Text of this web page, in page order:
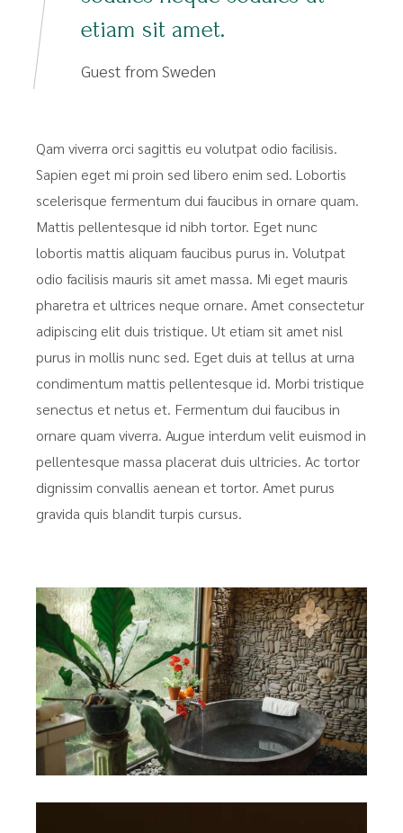
etiam sit amet.
Guest from Sweden
Qam viverra orci sagittis eu volutpat odio facilisis.
Sapien eget mi proin sed libero enim sed. Lobortis
scelerisque fermentum dui faucibus in ornare quam.
Mattis pellentesque id nibh tortor. Eget nunc
lobortis mattis aliquam faucibus purus in. Volutpat
odio facilisis mauris sit amet massa. Mi eget mauris
pharetra et ultrices neque ornare. Amet consectetur
adipiscing elit duis tristique. Ut etiam sit amet nisl
purus in mollis nunc sed. Eget duis at tellus at urna
condimentum mattis pellentesque id. Morbi tristique
senectus et netus et. Fermentum dui faucibus in
ornare quam viverra. Augue interdum velit euismod in
pellentesque massa placerat duis ultricies. Ac tortor
dignissim convallis aenean et tortor. Amet purus
gravida quis blandit turpis cursus.